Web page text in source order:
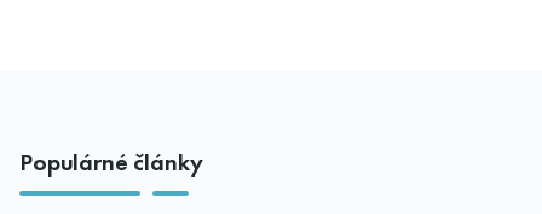
Populárné články